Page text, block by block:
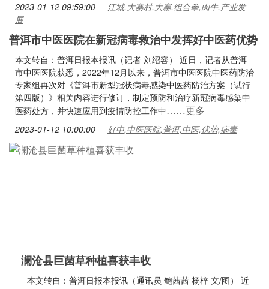
2023-01-12 09:59:00
江城,大寨村,大寨,组合拳,肉牛,产业发
展
普洱市中医医院在新冠病毒救治中发挥好中医药优势
本文转自：普洱日报本报讯（记者 刘绍容） 近日，记者从普洱
市中医医院获悉，2022年12月以来，普洱市中医医院中医药防治
专家组再次对《普洱市新型冠状病毒感染中医药防治方案（试行
第四版）》相关内容进行修订，制定预防和治疗新冠病毒感染中
医药处方，并快速应用到疫情防控工作中……更多
2023-01-12 10:00:00 好中,中医医院,普洱,中医,优势,病毒
澜沧县巨菌草种植喜获丰收
本文转自：普洱日报本报讯（通讯员 鲍茜茜 杨梓 文/图） 近